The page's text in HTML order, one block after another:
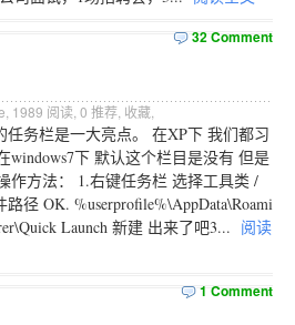
32 Comment
1989 阅读, 0 推荐, 收藏
任务栏是一大亮点。 在XP下 我们都习
windows7下 默认这个栏目是没有 但是
作方法： 1.右键任务栏 选择工具类 /
径 OK. %userprofile%\AppData\Roami
Launch 新建 出来了吧3... 阅读
1 Comment